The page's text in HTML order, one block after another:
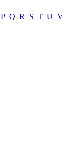
P Q R S T U V